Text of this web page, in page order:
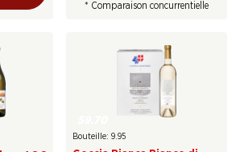
* Comparaison concurrentielle
Bouteille: 9.95